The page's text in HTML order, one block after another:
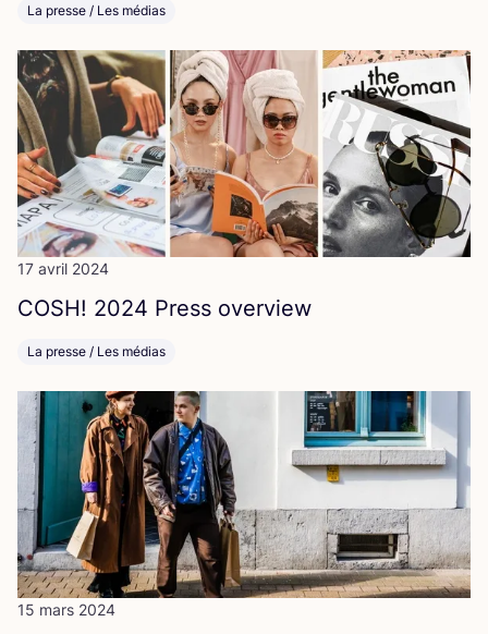
La presse / Les médias
17 avril 2024
COSH! 2024 Press overview
La presse / Les médias
15 mars 2024